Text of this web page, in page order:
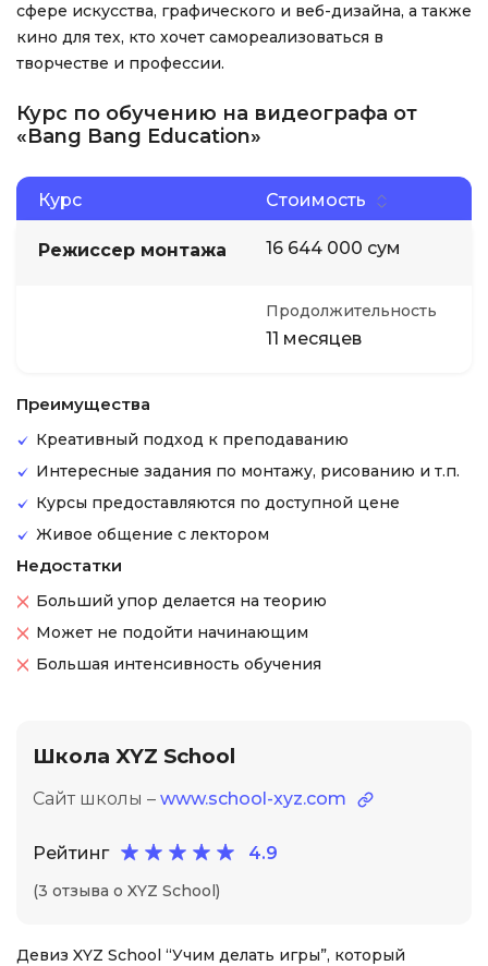
сфере искусства, графического и веб-дизайна, а также
кино для тех, кто хочет самореализоваться в
творчестве и профессии.
Курс по обучению на видеографа от
«Bang Bang Education»
Курс Стоимость
Режиссер монтажа 16 644 000 сум
Продолжительность
11 месяцев
Преимущества
Креативный подход к преподаванию
Интересные задания по монтажу, рисованию и т.п.
Курсы предоставляются по доступной цене
Живое общение с лектором
Недостатки
Больший упор делается на теорию
Может не подойти начинающим
Большая интенсивность обучения
Школа XYZ School
Сайт школы – www.school-xyz.com
Рейтинг 4.9
(3 отзыва о XYZ School)
Девиз XYZ School “Учим делать игры”, который